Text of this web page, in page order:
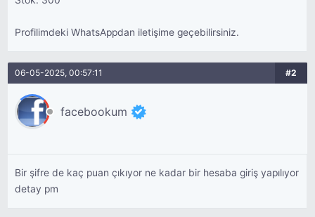
Profilimdeki WhatsAppdan iletişime geçebilirsiniz.
06-05-2025, 00:57:11 #2
facebookum
Bir şifre de kaç puan çıkıyor ne kadar bir hesaba giriş yapılıyor
detay pm